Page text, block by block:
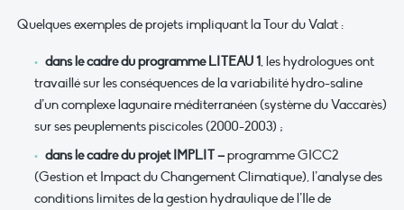
Quelques exemples de projets impliquant la Tour du Valat :
dans le cadre du programme LITEAU 1, les hydrologues ont
travaillé sur les conséquences de la variabilité hydro-saline
d’un complexe lagunaire méditerranéen (système du Vaccarès)
sur ses peuplements piscicoles (2000-2003) ;
dans le cadre du projet IMPLIT –programme GICC2
(Gestion et Impact du Changement Climatique), l’analyse des
conditions limites de la gestion hydraulique de l’Ile de